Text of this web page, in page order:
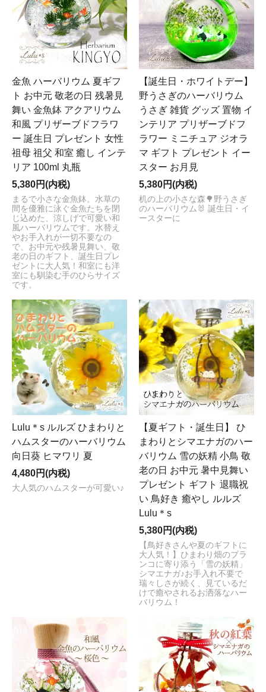
金魚 ハーバリウム 夏ギフ
ト お中元 敬老の日 残暑見
舞い 金魚鉢 アクアリウム
和風 プリザーブドフラワ
ー 誕生日 プレゼント 女性
祖母 祖父 和室 癒し インテ
リア 100ml 丸瓶
5,380円(内税)
まるで小さな金魚鉢。水草の
間を優雅に泳ぐ金魚たちを閉
じ込めた、涼しげで可愛い和
風ハーバリウムです。水替え
やお手入れが一切不要なの
で、お中元や残暑見舞い、敬
老の日のギフト、誕生日プレ
ゼントに大人気！和室にも洋
室にも馴染む手のひらサイズ
です。
【誕生日・ホワイトデー】
野うさぎのハーバリウム
うさぎ 雑貨 グッズ 置物 イ
ンテリア プリザーブドフ
ラワー ミニチュア ジオラ
マ ギフト プレゼント イー
スター お月見
5,380円(内税)
机の上の小さな森🌳野うさぎ
のハーバリウム🐰 誕生日・イ
ースターに
Lulu＊s ルルズ ひまわりと
ハムスターのハーバリウム
向日葵 ヒマワリ 夏
4,480円(内税)
大人気のハムスターが可愛い♪
【夏ギフト・誕生日】 ひ
まわりとシマエナガのハー
バリウム 雪の妖精 小鳥 敬
老の日 お中元 暑中見舞い
プレゼント ギフト 退職祝
い 鳥好き 癒やし ルルズ
Lulu＊s
5,380円(内税)
【鳥好きさんや夏のギフトに
大人気！】ひまわり畑のブラ
ンコに寄り添う「雪の妖精」
シマエナガ♪お手入れ不要で
瑞々しさが続く、見ているだ
けで癒やされるお洒落なハー
バリウム！